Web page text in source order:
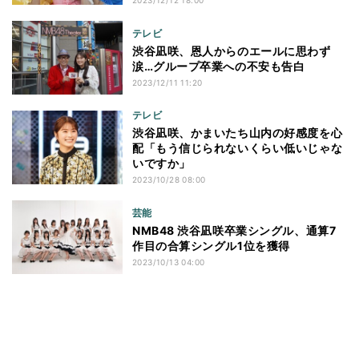
テレビ
渋谷凪咲、恩人からのエールに思わず
涙…グループ卒業への不安も告白
2023/12/11 11:20
テレビ
渋谷凪咲、かまいたち山内の好感度を心
配「もう信じられないくらい低いじゃな
いですか」
2023/10/28 08:00
芸能
NMB48 渋谷凪咲卒業シングル、通算7
作目の合算シングル1位を獲得
2023/10/13 04:00